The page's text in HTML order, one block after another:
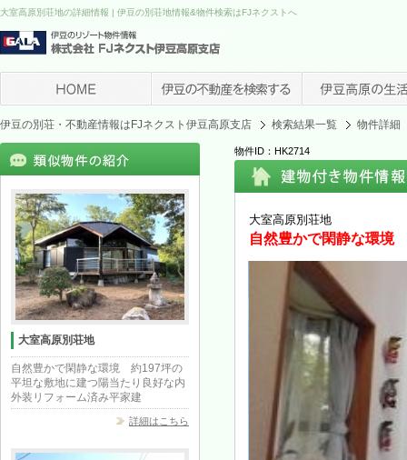
大室高原別荘地の詳細情報 | 伊豆の別荘地情報&物件検索はFJネクストへ
伊豆の別荘・不動産情報はFJネクスト伊豆高原支店 検索結果一覧 物件詳細
大室高原別荘地
自然豊かで閑静な環境 約197坪の
平坦な敷地に建つ陽当たり良好な内
外装リフォーム済み平家建
詳細はこちら
物件ID：HK2714
大室高原別荘地
自然豊かで閑静な環境